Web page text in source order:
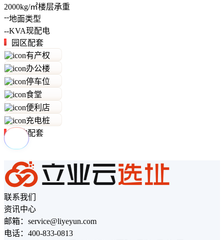
2000kg/㎡楼层承重
--地面类型
--KVA现配电
园区配套
有产权
办公楼
停车位
食堂
便利店
充电桩
周边配套
联系我们
资讯中心
邮箱：service@liyeyun.com
电话：400-833-0813